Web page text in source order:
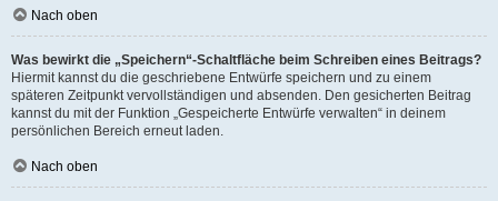
Nach oben
Was bewirkt die „Speichern“-Schaltfläche beim Schreiben eines Beitrags?
Hiermit kannst du die geschriebene Entwürfe speichern und zu einem
späteren Zeitpunkt vervollständigen und absenden. Den gesicherten Beitrag
kannst du mit der Funktion „Gespeicherte Entwürfe verwalten“ in deinem
persönlichen Bereich erneut laden.
Nach oben